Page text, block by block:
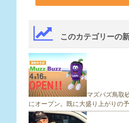
このカテゴリーの
マズバズ鳥取
にオープン。既に大盛り上がりの